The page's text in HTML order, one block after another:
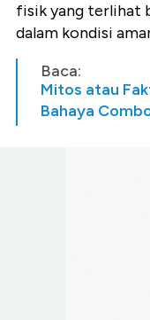
fisik yang terlihat
dalam kondisi
Baca:
Mitos atau
Bahaya